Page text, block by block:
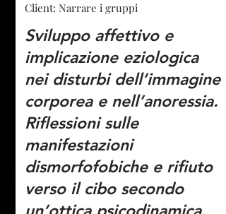
Client: Narrare i gruppi
Sviluppo affettivo e
implicazione eziologica
nei disturbi dell’immagine
corporea e nell’anoressia.
Riflessioni sulle
manifestazioni
dismorfofobiche e rifiuto
verso il cibo secondo